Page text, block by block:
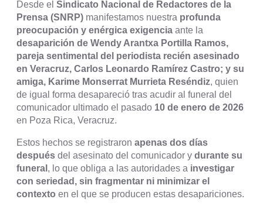
Desde el Sindicato Nacional de Redactores de la
Prensa (SNRP) manifestamos nuestra profunda
preocupación y enérgica exigencia ante la
desaparición de Wendy Arantxa Portilla Ramos,
pareja sentimental del periodista recién asesinado
en Veracruz, Carlos Leonardo Ramírez Castro; y su
amiga, Karime Monserrat Murrieta Reséndiz, quien
de igual forma desapareció tras acudir al funeral del
comunicador ultimado el pasado 10 de enero de 2026
en Poza Rica, Veracruz.
Estos hechos se registraron apenas dos días
después del asesinato del comunicador y durante su
funeral, lo que obliga a las autoridades a investigar
con seriedad, sin fragmentar ni minimizar el
contexto en el que se producen estas desapariciones.